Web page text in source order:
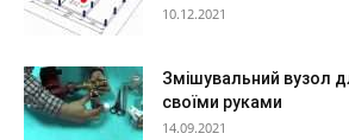
10.12.2021
Змішувальний вузол
своїми руками
14.09.2021